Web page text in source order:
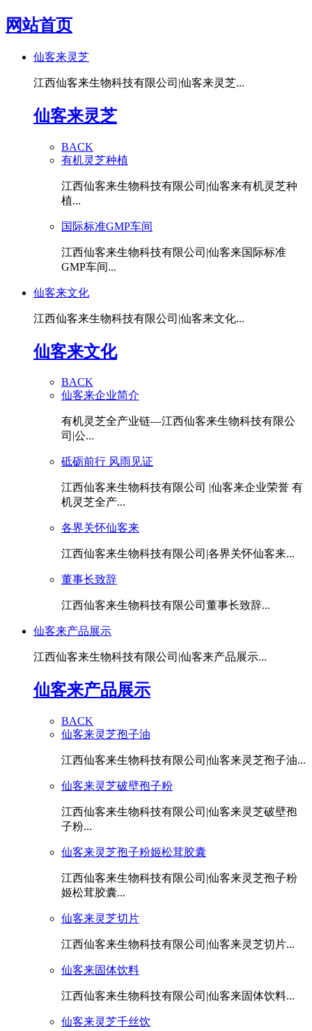
网站首页
仙客来灵芝
江西仙客来生物科技有限公司|仙客来灵芝...
仙客来灵芝
BACK
有机灵芝种植
江西仙客来生物科技有限公司|仙客来有机灵芝种
植...
国际标准GMP车间
江西仙客来生物科技有限公司|仙客来国际标准
GMP车间...
仙客来文化
江西仙客来生物科技有限公司|仙客来文化...
仙客来文化
BACK
仙客来企业简介
有机灵芝全产业链—江西仙客来生物科技有限公
司|公...
砥砺前行 风雨见证
江西仙客来生物科技有限公司 |仙客来企业荣誉 有
机灵芝全产...
各界关怀仙客来
江西仙客来生物科技有限公司|各界关怀仙客来...
董事长致辞
江西仙客来生物科技有限公司董事长致辞...
仙客来产品展示
江西仙客来生物科技有限公司|仙客来产品展示...
仙客来产品展示
BACK
仙客来灵芝孢子油
江西仙客来生物科技有限公司|仙客来灵芝孢子油...
仙客来灵芝破壁孢子粉
江西仙客来生物科技有限公司|仙客来灵芝破壁孢
子粉...
仙客来灵芝孢子粉姬松茸胶囊
江西仙客来生物科技有限公司|仙客来灵芝孢子粉
姬松茸胶囊...
仙客来灵芝切片
江西仙客来生物科技有限公司|仙客来灵芝切片...
仙客来固体饮料
江西仙客来生物科技有限公司|仙客来固体饮料...
仙客来灵芝千丝饮